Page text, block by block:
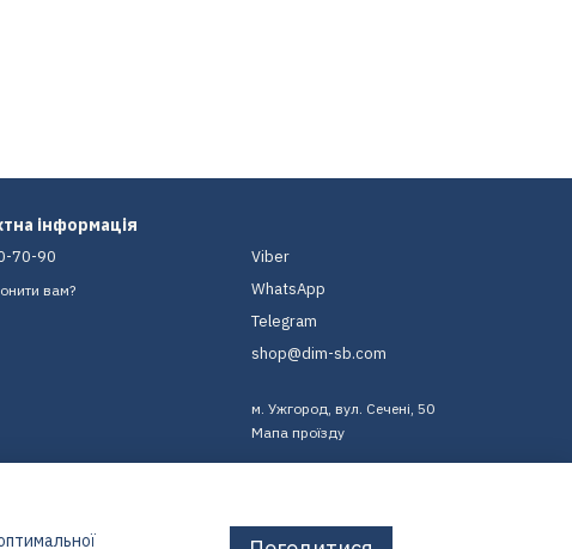
інформація
70-90
вам?
Viber
WhatsApp
Telegram
shop@dim-sb.com
м. Ужгород, вул. Сечені, 50
Мапа проїзду